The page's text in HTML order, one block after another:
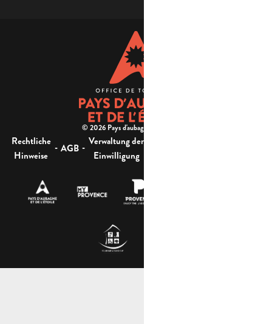
© 2026 Pays d'aubagne et de l'étoile -
Rechtliche
Hinweise
- AGB - Verwaltung der
Einwilligung